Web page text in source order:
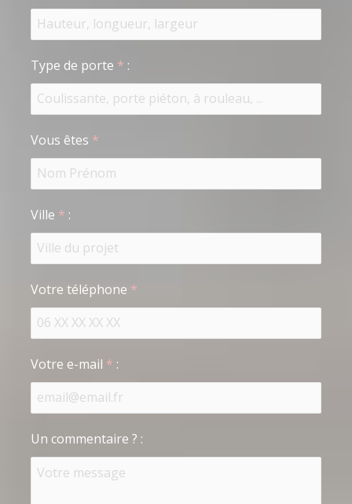
Type de porte * :
Vous êtes *
Ville * :
Votre téléphone *
Votre e-mail * :
Un commentaire ? :